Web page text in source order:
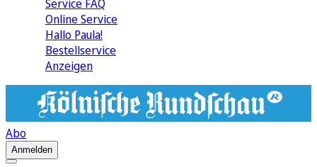
Service FAQ
Online Service
Hallo Paula!
Bestellservice
Anzeigen
Abo
Anmelden